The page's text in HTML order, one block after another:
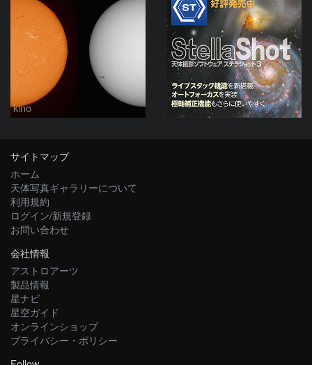
kino
サイトマップ
ホーム
天体写真ギャラリーについて
利用規約
ログイン/新規登録
お問い合わせ
会社情報
アストロアーツ
製品情報
星ナビ
星空ガイド
オンラインショップ
プライバシー・ポリシー